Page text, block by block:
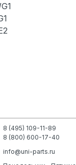
8 (495) 109-11-89
8 (800) 600-17-40
info@uni-parts.ru